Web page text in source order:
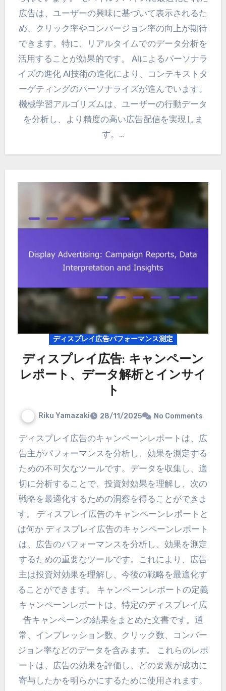
広告は、ユーザーの興味に基づいて表示されるた
め、クリック率やコンバージョン率の向上が期待
できます。特に、リアルタイムでのデータ分析を
活用することが効果的です。 AIによるパーソナラ
イズの進化 AI技術の進化により、コンテキストタ
ーゲティングのパーソナライズが進んでいます。
機械学習アルゴリズムは、ユーザーの行動データ
を分析し、より精度の高い広告配信を実現しま
す。…
ディスプレイ広告パフォーマンス測定
ディスプレイ広告: キャンペーン
レポート、データ解析とインサイ
ト
Riku Yamazaki 28/11/2025 No Comments
ディスプレイ広告のキャンペーンレポートは、広
告主がパフォーマンスを分析し、効果を測定する
ための不可欠なツールです。データを収集し、適
切に分析することで、投資対効果を理解し、次の
戦略を最適化するための洞察を得ることができま
す。 ディスプレイ広告のキャンペーンレポートと
は何か ディスプレイ広告のキャンペーンレポート
は、広告のパフォーマンスを分析し、効果を測定
するための重要なツールです。これにより、広告
主は投資対効果を理解し、今後の戦略を最適化す
ることができます。 キャンペーンレポートの定義
キャンペーンレポートは、特定のディスプレイ広
告キャンペーンの結果をまとめた文書です。通
常、インプレッション数、クリック数、コンバー
ジョン率などのデータを含みます。 これらのレポ
ートは、広告の効果を評価し、どの要素が成功に
寄与したかを明らかにするために使用されます。